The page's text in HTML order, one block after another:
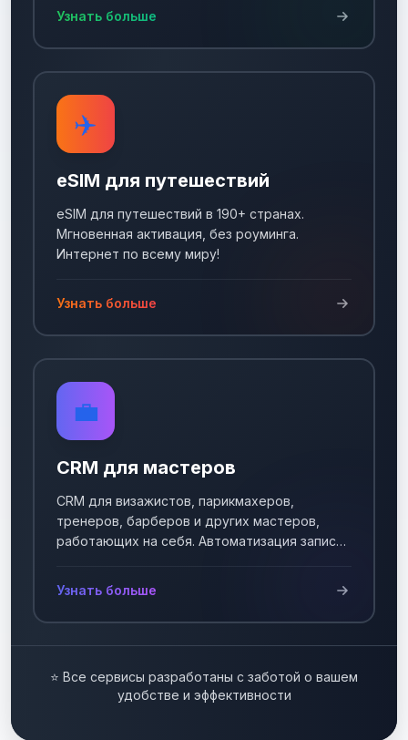
Узнать больше
✈️
eSIM для путешествий
eSIM для путешествий в 190+ странах.
Мгновенная активация, без роуминга.
Интернет по всему миру!
Узнать больше
💼
CRM для мастеров
CRM для визажистов, парикмахеров,
тренеров, барберов и других мастеров,
работающих на себя. Автоматизация записи
Узнать больше
⭐ Все сервисы разработаны с заботой о вашем
удобстве и эффективности